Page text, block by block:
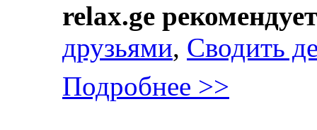
relax.ge рекомендует
друзьями, Сводить
Подробнее >>